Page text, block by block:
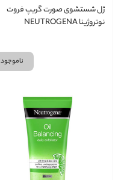
ژل شستشوی صورت گریپ فروت
نوتروژینا NEUTROGENA
ناموجود